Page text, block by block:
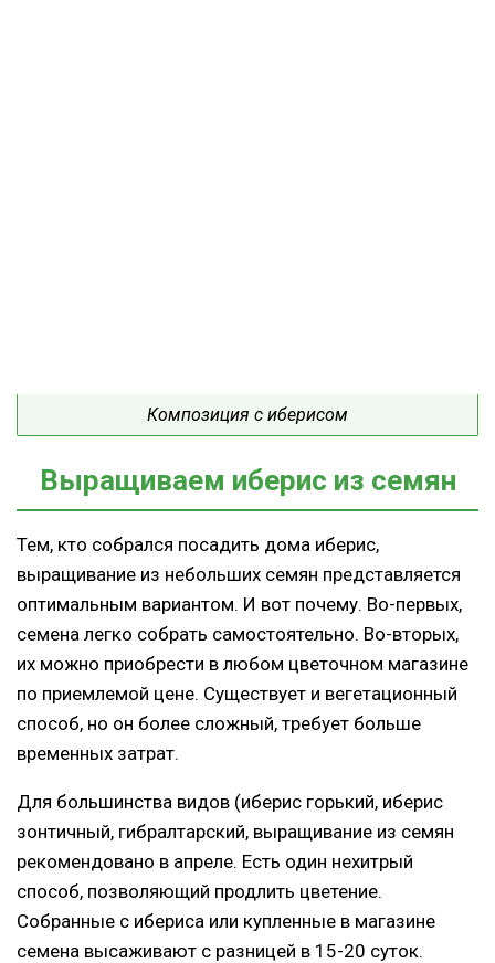
Композиция с иберисом
Выращиваем иберис из семян
Тем, кто собрался посадить дома иберис,
выращивание из небольших семян представляется
оптимальным вариантом. И вот почему. Во-первых,
семена легко собрать самостоятельно. Во-вторых,
их можно приобрести в любом цветочном магазине
по приемлемой цене. Существует и вегетационный
способ, но он более сложный, требует больше
временных затрат.
Для большинства видов (иберис горький, иберис
зонтичный, гибралтарский, выращивание из семян
рекомендовано в апреле. Есть один нехитрый
способ, позволяющий продлить цветение.
Собранные с ибериса или купленные в магазине
семена высаживают с разницей в 15-20 суток.